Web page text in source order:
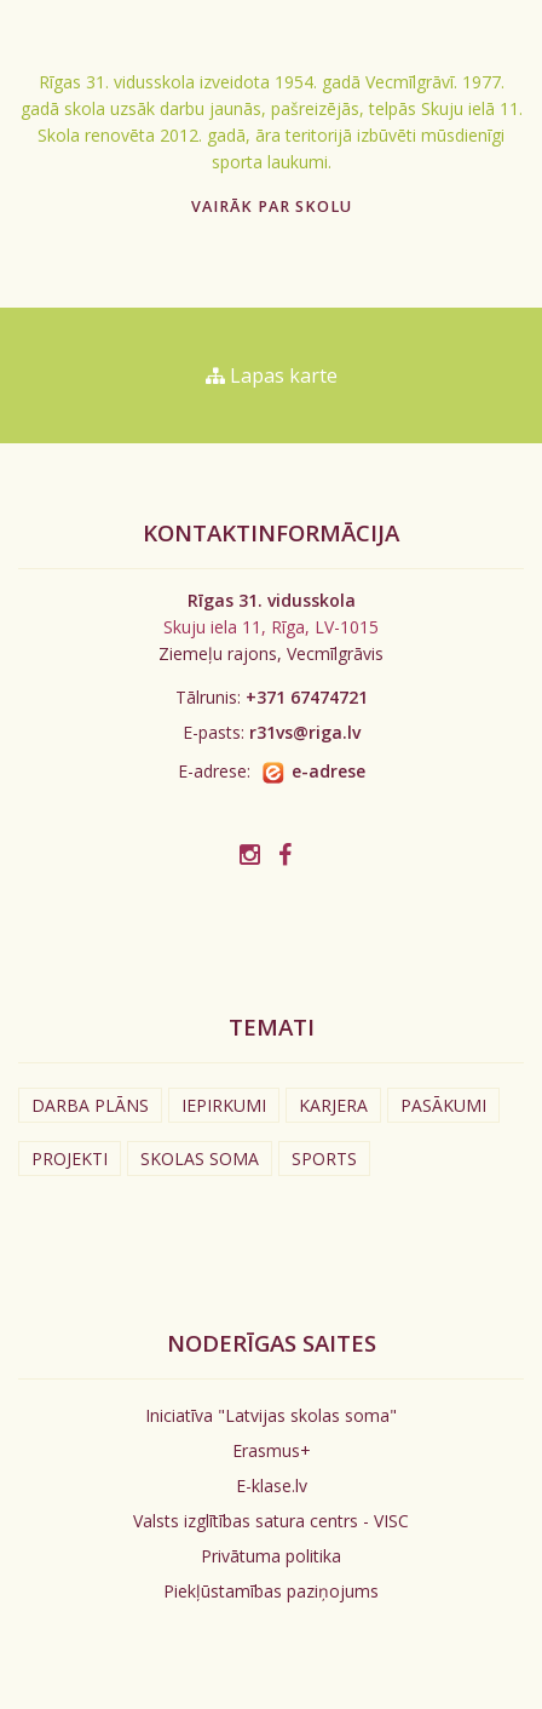
Rīgas 31. vidusskola izveidota 1954. gadā Vecmīlgrāvī. 1977.
gadā skola uzsāk darbu jaunās, pašreizējās, telpās Skuju ielā 11.
Skola renovēta 2012. gadā, āra teritorijā izbūvēti mūsdienīgi
sporta laukumi.
VAIRĀK PAR SKOLU
Lapas karte
KONTAKTINFORMĀCIJA
Rīgas 31. vidusskola
Skuju iela 11, Rīga, LV-1015
Ziemeļu rajons, Vecmīlgrāvis
Tālrunis: +371 67474721
E-pasts: r31vs@riga.lv
E-adrese:
e-adrese
TEMATI
DARBA PLĀNS IEPIRKUMI KARJERA PASĀKUMI
PROJEKTI SKOLAS SOMA SPORTS
NODERĪGAS SAITES
Iniciatīva "Latvijas skolas soma"
Erasmus+
E-klase.lv
Valsts izglītības satura centrs - VISC
Privātuma politika
Piekļūstamības paziņojums